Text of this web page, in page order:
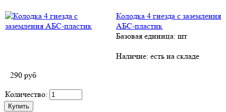
Колодка 4 гнезда с заземления
AБС-пластик
Базовая единица: шт
Наличие: есть на складе
290 руб
Количество: